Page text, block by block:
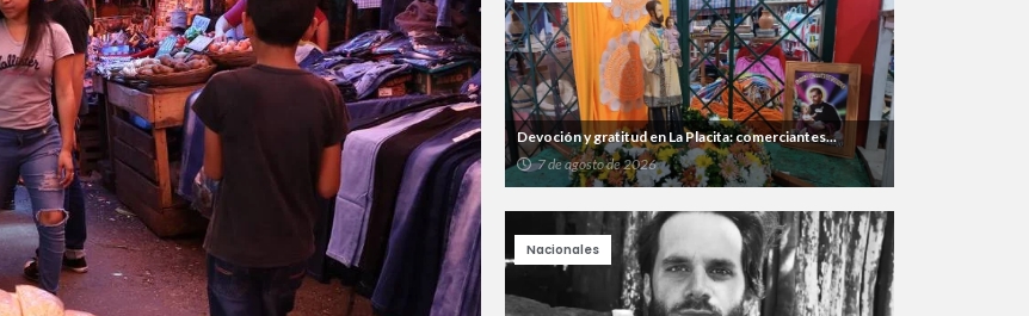
Devoción y gratitud en La Placita: comerciantes...
7 de agosto de 2026
Nacionales